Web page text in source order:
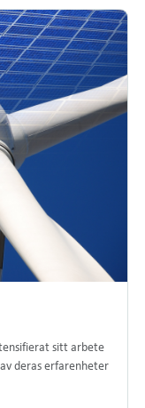
sitt arbete
deras erfarenheter